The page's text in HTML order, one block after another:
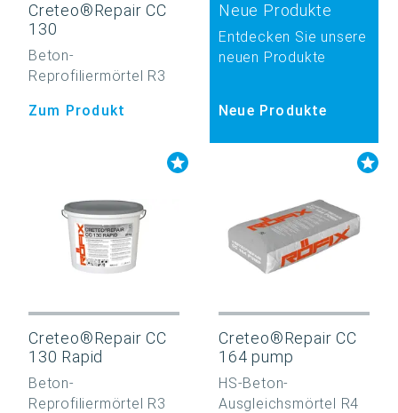
Creteo®Repair CC
130
Beton-
Reprofiliermörtel R3
Zum Produkt
Neue Produkte
Entdecken Sie unsere
neuen Produkte
Neue Produkte
Creteo®Repair CC
130 Rapid
Beton-
Reprofiliermörtel R3
Creteo®Repair CC
164 pump
HS-Beton-
Ausgleichsmörtel R4